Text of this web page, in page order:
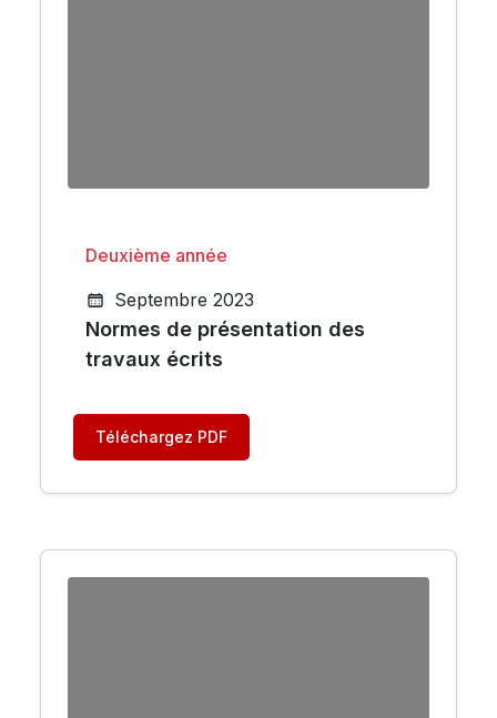
Deuxième année
Septembre 2023
Normes de présentation des
travaux écrits
Téléchargez PDF